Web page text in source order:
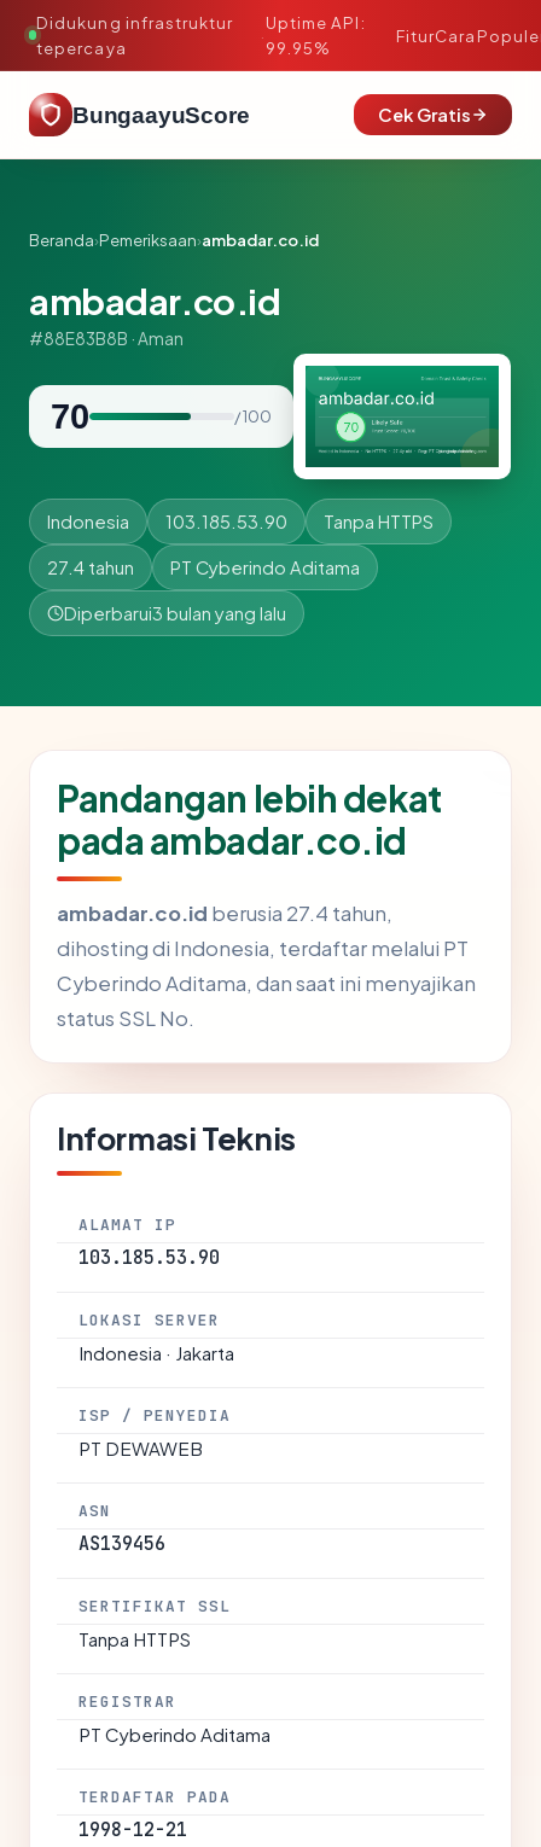
Didukung infrastruktur
tepercaya
·
Uptime API:
99.95%
FiturCara
BungaayuScore Cek Gratis
Beranda›Pemeriksaan›ambadar.co.id
ambadar.co.id
#88E83B8B · Aman
70 / 100
Indonesia 103.185.53.90 Tanpa HTTPS
27.4 tahun PT Cyberindo Aditama
Diperbarui3 bulan yang lalu
Pandangan lebih dekat
pada ambadar.co.id
ambadar.co.id berusia 27.4 tahun,
dihosting di Indonesia, terdaftar melalui PT
Cyberindo Aditama, dan saat ini menyajikan
status SSL No.
Informasi Teknis
ALAMAT IP
103.185.53.90
LOKASI SERVER
Indonesia · Jakarta
ISP / PENYEDIA
PT DEWAWEB
ASN
AS139456
SERTIFIKAT SSL
Tanpa HTTPS
REGISTRAR
PT Cyberindo Aditama
TERDAFTAR PADA
1998-12-21